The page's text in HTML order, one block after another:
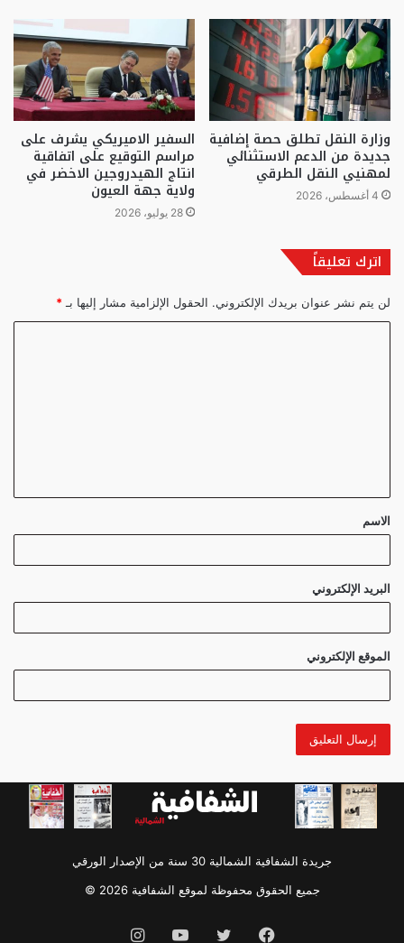
وزارة النقل تطلق حصة إضافية
جديدة من الدعم الاستثنائي
لمهنيي النقل الطرقي
4 أغسطس، 2026
السفير الاميريكي يشرف على
مراسم التوقيع على اتفاقية
انتاج الهيدروجين الاخضر في
ولاية جهة العيون
28 يوليو، 2026
اترك تعليقاً
لن يتم نشر عنوان بريدك الإلكتروني. الحقول الإلزامية مشار إليها بـ *
ق
*
الاسم
البريد الإلكتروني
الموقع الإلكتروني
جريدة الشفافية الشمالية 30 سنة من الإصدار الورقي
جميع الحقوق محفوظة لموقع الشفافية 2026 ©
فيسبوك تويتر يوتيوبانستقرام